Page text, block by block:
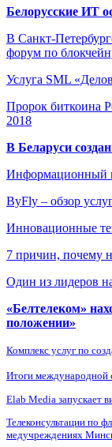
Белорусские ИТ
В Санкт-
форум по
Услуга SML
Пророк биткоина
2018
В Беларуси
Информационный
ByFly – обзор
Инновационные
7 причин, почему
Один из лидеров
«Белтелеком»
положении»
Комплекс услуг по
Итоги международной
Elab Media запускает
Телеконсультации по
медучреждениях